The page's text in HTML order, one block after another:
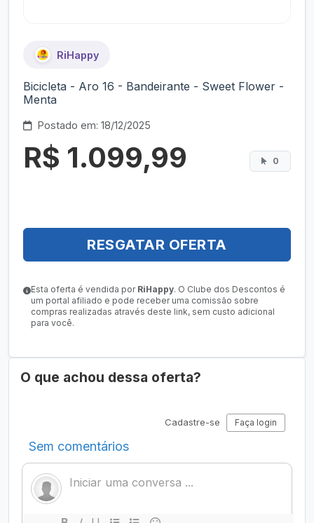
RiHappy
Bicicleta - Aro 16 - Bandeirante - Sweet Flower -
Menta
Postado em: 18/12/2025
R$ 1.099,99 0
RESGATAR OFERTA
Esta oferta é vendida por RiHappy. O Clube dos Descontos é
um portal afiliado e pode receber uma comissão sobre
compras realizadas através deste link, sem custo adicional
para você.
O que achou dessa oferta?